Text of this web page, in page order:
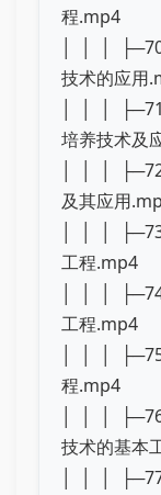
程.mp4
│ │ │
技术的应用
│ │ │
培养技术及
│ │ │
及其应用
│ │ │
工程.mp4
│ │ │
工程.mp4
│ │ │
程.mp4
│ │ │
技术的基本
│ │ │